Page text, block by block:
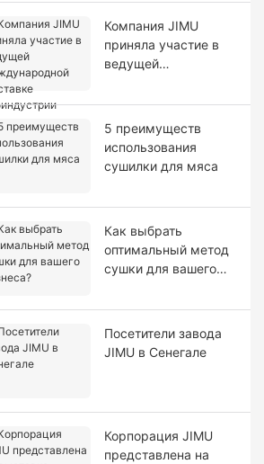
Компания JIMU
приняла участие в
ведущей
выставке
зооиндустрии
Вьетнама.
5 преимуществ
использования
сушилки для мяса
Как выбрать
оптимальный метод
сушки для вашего
Посетители завода
JIMU в Сенегале
Корпорация JIMU
представлена ​​на